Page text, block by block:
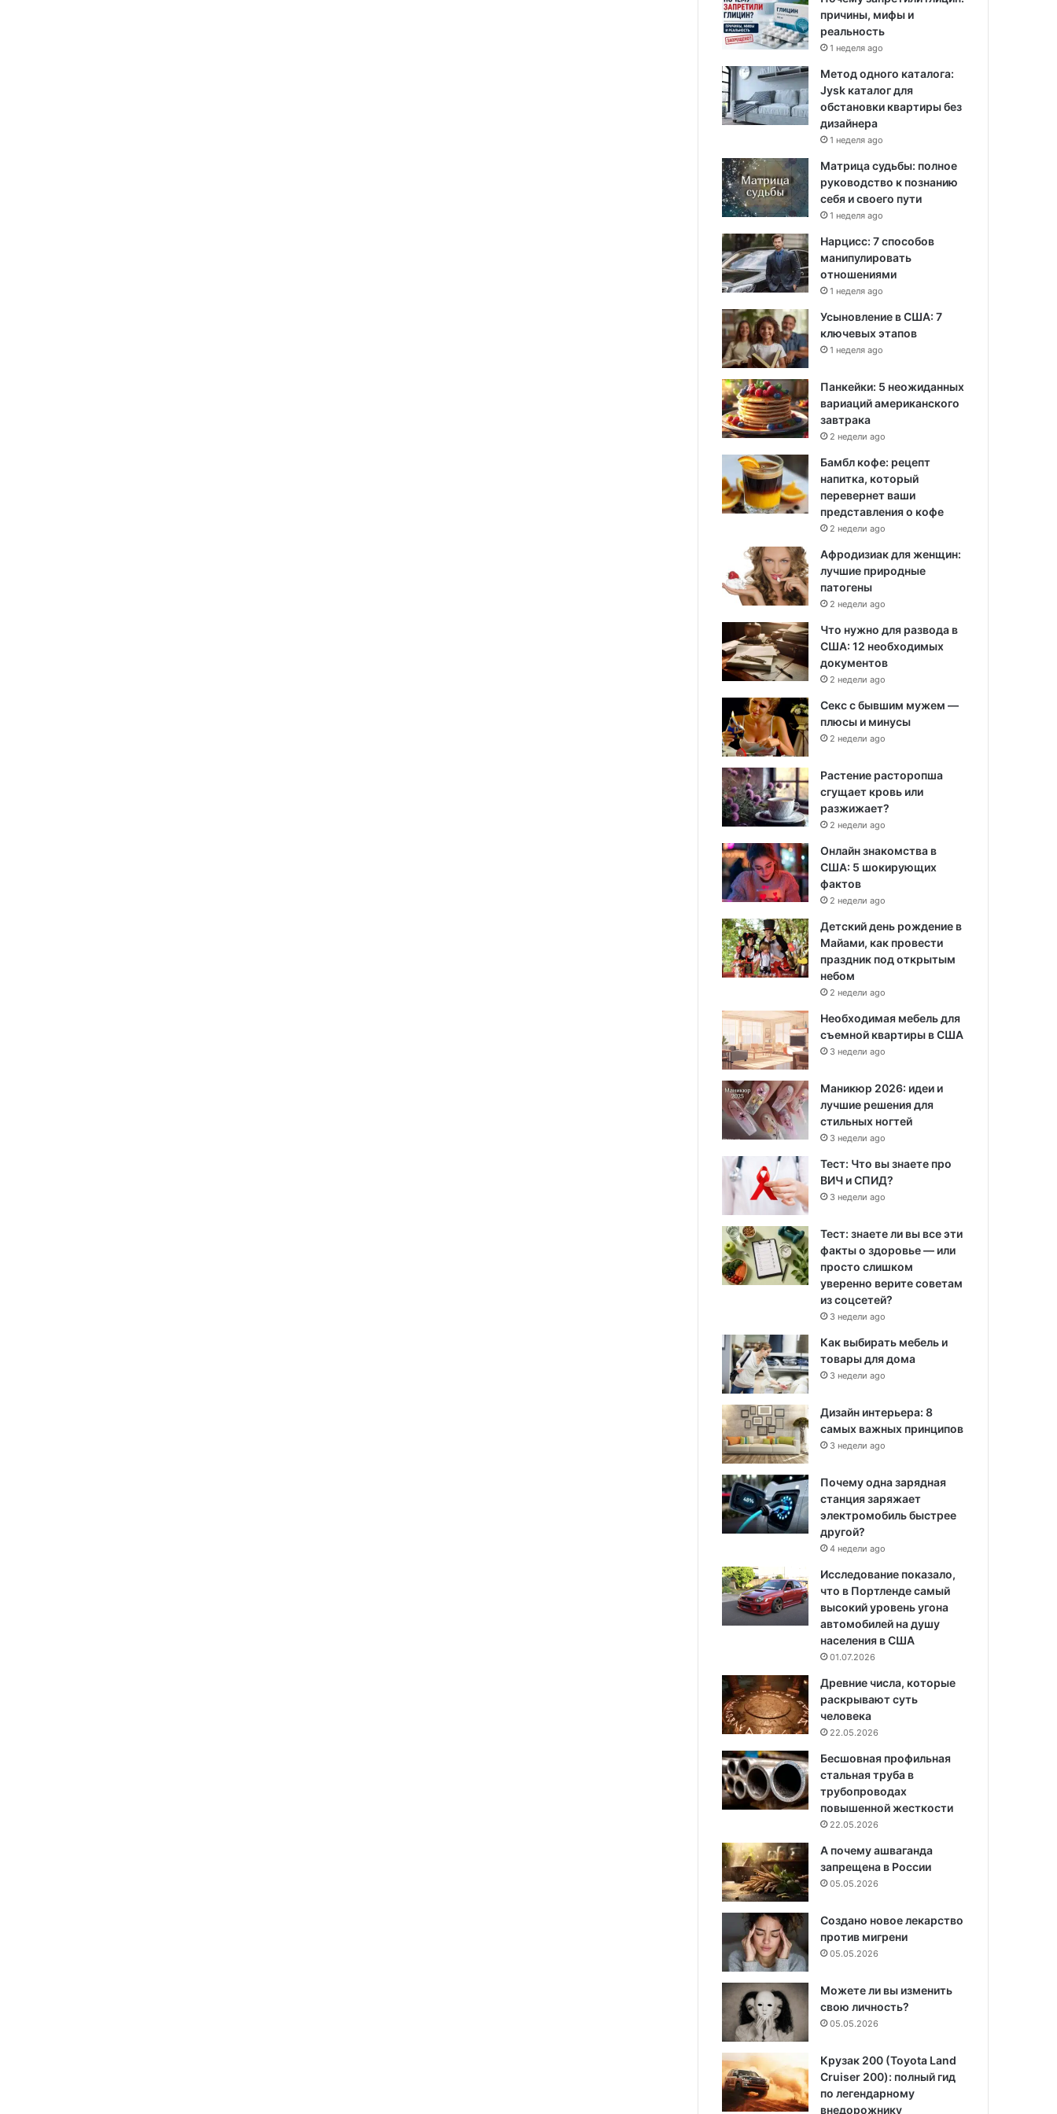
причины, мифы и
реальность
1 неделя ago
Метод одного каталога:
Jysk каталог для
обстановки квартиры без
дизайнера
1 неделя ago
Матрица судьбы: полное
руководство к познанию
себя и своего пути
1 неделя ago
Нарцисс: 7 способов
манипулировать
отношениями
1 неделя ago
Усыновление в США: 7
ключевых этапов
1 неделя ago
Панкейки: 5 неожиданных
вариаций американского
завтрака
2 недели ago
Бамбл кофе: рецепт
напитка, который
перевернет ваши
представления о кофе
2 недели ago
Афродизиак для женщин:
лучшие природные
патогены
2 недели ago
Что нужно для развода в
США: 12 необходимых
документов
2 недели ago
Секс с бывшим мужем —
плюсы и минусы
2 недели ago
Растение расторопша
сгущает кровь или
разжижает?
2 недели ago
Онлайн знакомства в
США: 5 шокирующих
фактов
2 недели ago
Детский день рождение в
Майами, как провести
праздник под открытым
небом
2 недели ago
Необходимая мебель для
съемной квартиры в США
3 недели ago
Маникюр 2026: идеи и
лучшие решения для
стильных ногтей
3 недели ago
Тест: Что вы знаете про
ВИЧ и СПИД?
3 недели ago
Тест: знаете ли вы все эти
факты о здоровье — или
просто слишком
уверенно верите советам
из соцсетей?
3 недели ago
Как выбирать мебель и
товары для дома
3 недели ago
Дизайн интерьера: 8
самых важных принципов
3 недели ago
Почему одна зарядная
станция заряжает
электромобиль быстрее
другой?
4 недели ago
Исследование показало,
что в Портленде самый
высокий уровень угона
автомобилей на душу
населения в США
01.07.2026
Древние числа, которые
раскрывают суть
человека
22.05.2026
Бесшовная профильная
стальная труба в
трубопроводах
повышенной жесткости
22.05.2026
А почему ашваганда
запрещена в России
05.05.2026
Создано новое лекарство
против мигрени
05.05.2026
Можете ли вы изменить
свою личность?
05.05.2026
Крузак 200 (Toyota Land
Cruiser 200): полный гид
по легендарному
внедорожнику